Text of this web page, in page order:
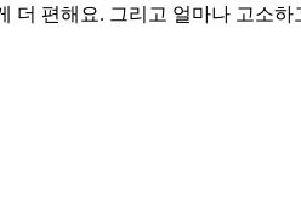
편해요. 그리고 얼마나 고소